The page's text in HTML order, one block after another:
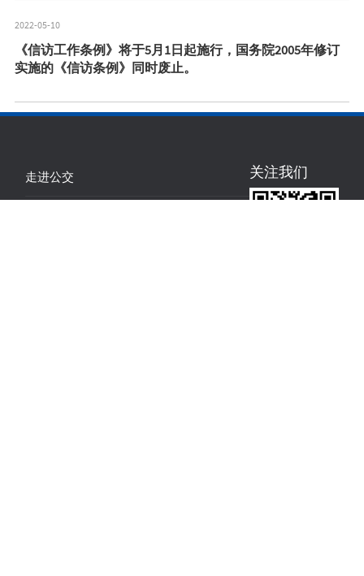
2022-05-10
《信访工作条例》将于5月1日起施行，国务院2005年修订
实施的《信访条例》同时废止。
走进公交 关注我们